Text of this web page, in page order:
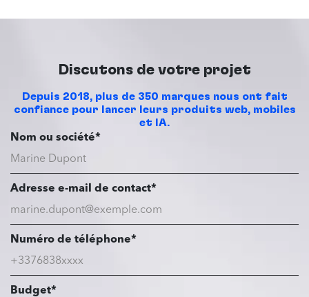
Discutons de votre projet
Depuis 2018, plus de 350 marques nous ont fait
confiance pour lancer leurs produits web, mobiles
et IA.
Nom ou société*
Adresse e-mail de contact*
Numéro de téléphone*
Budget*